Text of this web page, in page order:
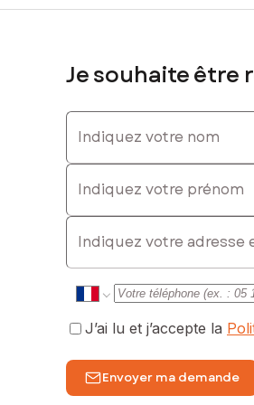
- EI - Agent commercial
Je souhaite être
Indiquez votre nom
Indiquez votre prénom
E-mail
J’ai lu et j’accepte la
Envoyer ma demande